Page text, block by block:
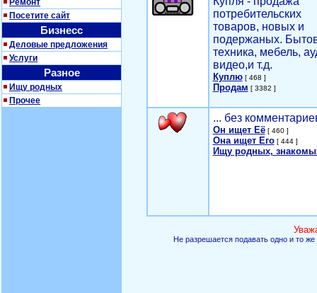
Ремонт
Посетите сайт
Бизнесс
Деловые предложения
Услуги
Разное
Ищу родных
Прочее
потребительских
товаров, новых и
подержаных.
техника, мебель,
видео,и т.д.
Куплю[ 468 ]
Продам [ 3382 ]
... без
Он ищет Её[ 460 ]
Она ищет Его[ 444 ]
Ищу родных,
Не разрешается подавать одно и то